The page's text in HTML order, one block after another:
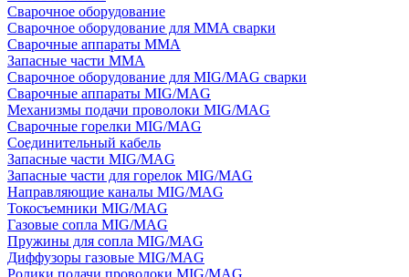
Сварочное оборудование
Сварочное оборудование для MMA сварки
Сварочные аппараты MMA
Запасные части MMA
Сварочное оборудование для MIG/MAG сварки
Сварочные аппараты MIG/MAG
Механизмы подачи проволоки MIG/MAG
Сварочные горелки MIG/MAG
Соединительный кабель
Запасные части MIG/MAG
Запасные части для горелок MIG/MAG
Направляющие каналы MIG/MAG
Токосъемники MIG/MAG
Газовые сопла MIG/MAG
Пружины для сопла MIG/MAG
Диффузоры газовые MIG/MAG
Ролики подачи проволоки MIG/MAG